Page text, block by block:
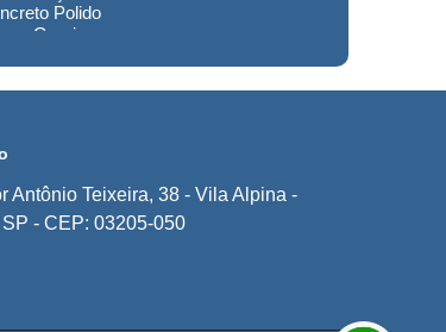
Polido
Gerais
Antônio Teixeira, 38 - Vila Alpina -
- CEP: 03205-050